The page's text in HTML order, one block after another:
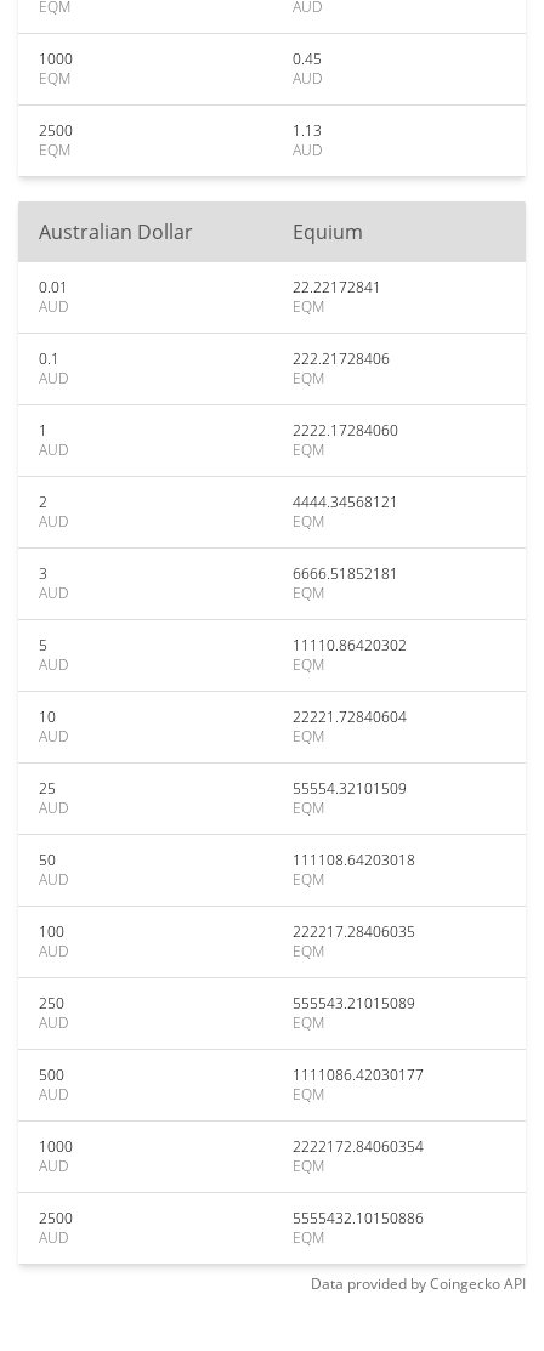
EQM
AUD
1000
EQM
0.45
AUD
2500
EQM
1.13
AUD
Australian Dollar Equium
0.01
AUD
22.22172841
EQM
0.1
AUD
222.21728406
EQM
1
AUD
2222.17284060
EQM
2
AUD
4444.34568121
EQM
3
AUD
6666.51852181
EQM
5
AUD
11110.86420302
EQM
10
AUD
22221.72840604
EQM
25
AUD
55554.32101509
EQM
50
AUD
111108.64203018
EQM
100
AUD
222217.28406035
EQM
250
AUD
555543.21015089
EQM
500
AUD
1111086.42030177
EQM
1000
AUD
2222172.84060354
EQM
2500
AUD
5555432.10150886
EQM
Data provided byCoingeckoAPI